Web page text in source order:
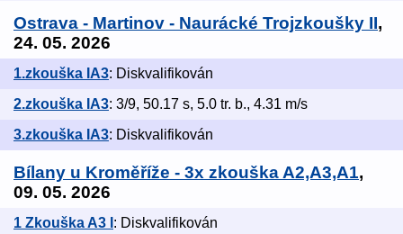
Ostrava - Martinov - Naurácké Trojzkoušky II,
24. 05. 2026
1.zkouška IA3: Diskvalifikován
2.zkouška IA3: 3/9, 50.17 s, 5.0 tr. b., 4.31 m/s
3.zkouška IA3: Diskvalifikován
Bílany u Kroměříže - 3x zkouška A2,A3,A1,
09. 05. 2026
1 Zkouška A3 I : Diskvalifikován